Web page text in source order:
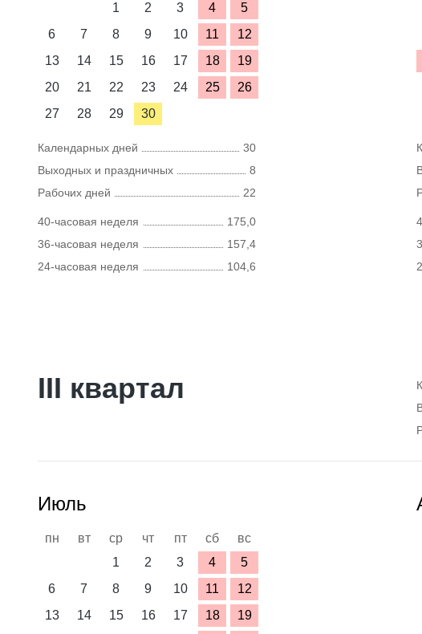
1
2 3 4
5
6
7 8 9 10 11
12
13
14 15 16 17 18
19
20
21 22 23 24 25
26
27
28 29 30
Календарных дней
30
Выходных и праздничных
8
Рабочих дней
22
40-часовая неделя
175,0
36-часовая неделя
157,4
24-часовая неделя
104,6
III квартал
Июль
пн вт ср чт пт сб
вс
1
2 3 4
5
6
7 8 9 10 11
12
13
14 15 16 17 18
19